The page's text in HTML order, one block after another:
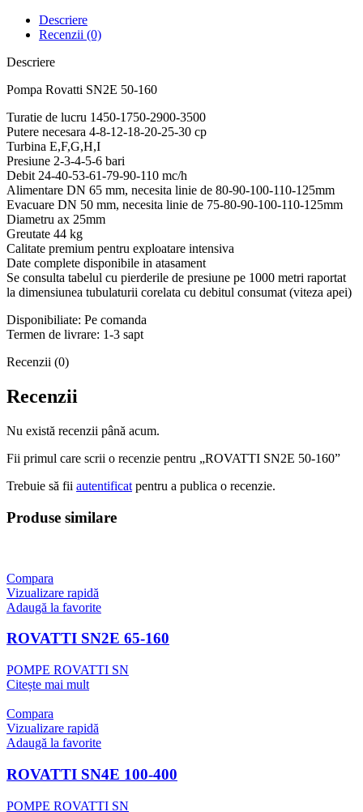
Descriere
Recenzii (0)
Descriere
Pompa Rovatti SN2E 50-160
Turatie de lucru 1450-1750-2900-3500
Putere necesara 4-8-12-18-20-25-30 cp
Turbina E,F,G,H,I
Presiune 2-3-4-5-6 bari
Debit 24-40-53-61-79-90-110 mc/h
Alimentare DN 65 mm, necesita linie de 80-90-100-110-125mm
Evacuare DN 50 mm, necesita linie de 75-80-90-100-110-125mm
Diametru ax 25mm
Greutate 44 kg
Calitate premium pentru exploatare intensiva
Date complete disponibile in atasament
Se consulta tabelul cu pierderile de presiune pe 1000 metri raportat
la dimensiunea tubulaturii corelata cu debitul consumat (viteza apei)
Disponibiliate: Pe comanda
Termen de livrare: 1-3 sapt
Recenzii (0)
Recenzii
Nu există recenzii până acum.
Fii primul care scrii o recenzie pentru „ROVATTI SN2E 50-160”
Trebuie să fii autentificat pentru a publica o recenzie.
Produse similare
Compara
Vizualizare rapidă
Adaugă la favorite
ROVATTI SN2E 65-160
POMPE ROVATTI SN
Citește mai mult
Compara
Vizualizare rapidă
Adaugă la favorite
ROVATTI SN4E 100-400
POMPE ROVATTI SN